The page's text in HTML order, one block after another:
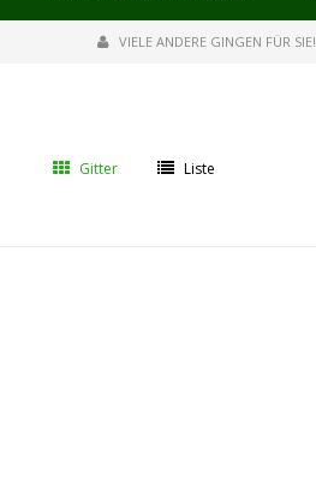
VIELE ANDERE GINGEN FÜR SIE!
Gitter Liste